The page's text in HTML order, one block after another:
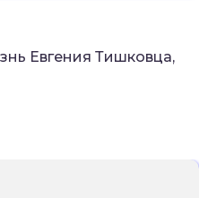
Евгения Тишковца,